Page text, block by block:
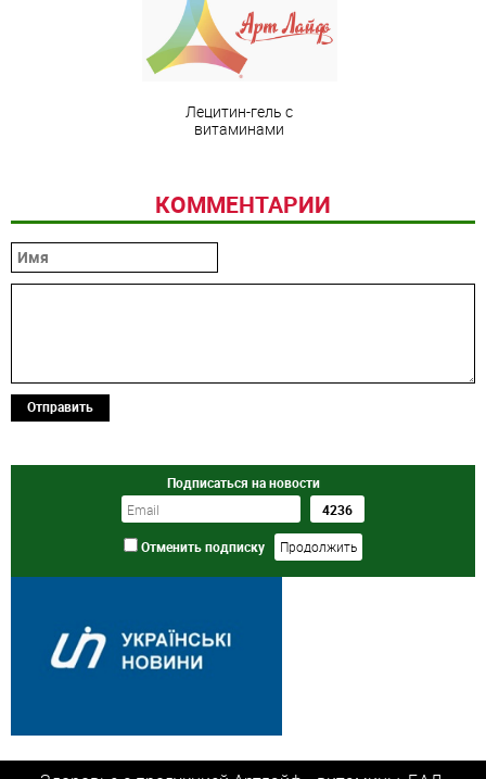
Лецитин-гель с
витаминами
КОММЕНТАРИИ
Отправить
Подписаться на новости
Отменить подписку